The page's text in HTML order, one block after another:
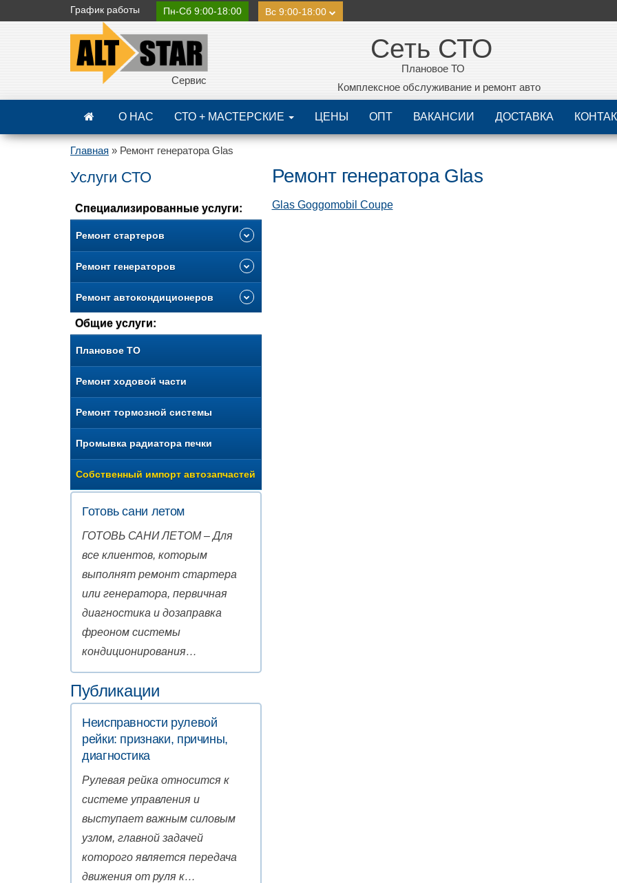
График работы Пн-Сб 9:00-18:00 Вс 9:00-18:00
Сервис
Сеть СТО
Плановое ТО
Комплексное обслуживание и ремонт авто
О НАС СТО + МАСТЕРСКИЕ ЦЕНЫ ОПТ ВАКАНСИИ ДОСТАВКА
Главная » Ремонт генератора Glas
Услуги СТО
Специализированные услуги:
Ремонт стартеров
Ремонт генераторов
Ремонт автокондиционеров
Общие услуги:
Плановое ТО
Ремонт ходовой части
Ремонт тормозной системы
Промывка радиатора печки
Собственный импорт автозапчастей
Готовь сани летом
ГОТОВЬ САНИ ЛЕТОМ – Для
все клиентов, которым
выполнят ремонт стартера
или генератора, первичная
диагностика и дозаправка
фреоном системы
кондиционирования…
Публикации
Неисправности рулевой
рейки: признаки, причины,
диагностика
Рулевая рейка относится к
системе управления и
выступает важным силовым
узлом, главной задачей
которого является передача
движения от руля к…
Ремонт генератора Glas
Glas Goggomobil Coupe